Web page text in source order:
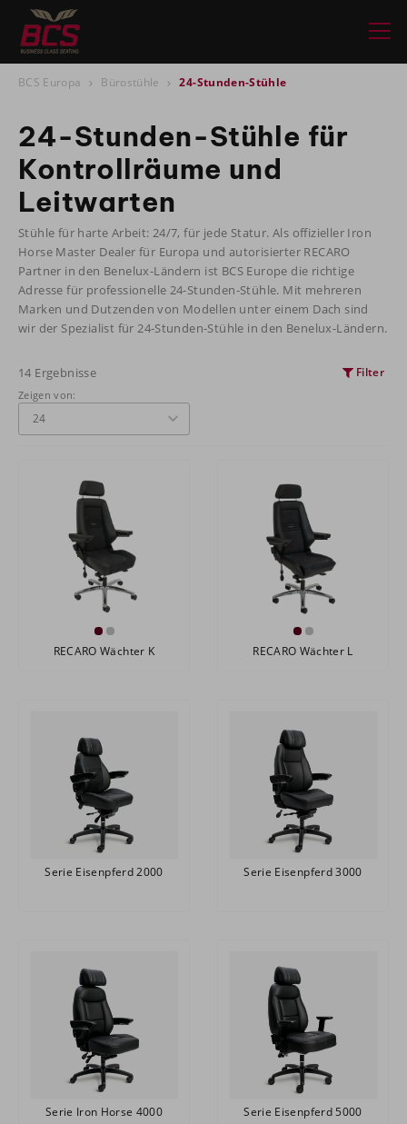
BCS Europa Bürostühle 24-Stunden-Stühle
24-Stunden-Stühle für
Kontrollräume und
Leitwarten
Stühle für harte Arbeit: 24/7, für jede Statur. Als offizieller Iron
Horse Master Dealer für Europa und autorisierter RECARO
Partner in den Benelux-Ländern ist BCS Europe die richtige
Adresse für professionelle 24-Stunden-Stühle. Mit mehreren
Marken und Dutzenden von Modellen unter einem Dach sind
wir der Spezialist für 24-Stunden-Stühle in den Benelux-Ländern.
14 Ergebnisse
Filter
Zeigen von:
RECARO Wächter K RECARO Wächter L
Serie Eisenpferd 2000 Serie Eisenpferd 3000
Serie Iron Horse 4000 Serie Eisenpferd 5000